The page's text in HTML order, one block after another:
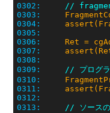
0302:
//
0303:
0304:
0305:
0306:
Ret =
0307:
0308:
0309:
// プログラ
0310:
0311:
0312:
0313:
// ソース